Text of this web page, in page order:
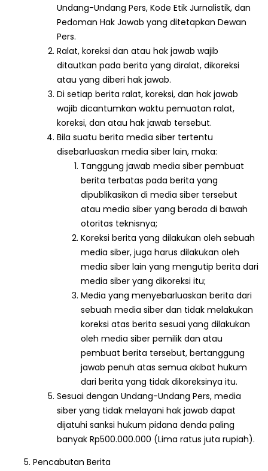
Undang-Undang Pers, Kode Etik Jurnalistik, dan
Pedoman Hak Jawab yang ditetapkan Dewan
Pers.
Ralat, koreksi dan atau hak jawab wajib
ditautkan pada berita yang diralat, dikoreksi
atau yang diberi hak jawab.
Di setiap berita ralat, koreksi, dan hak jawab
wajib dicantumkan waktu pemuatan ralat,
koreksi, dan atau hak jawab tersebut.
Bila suatu berita media siber tertentu
disebarluaskan media siber lain, maka:
Tanggung jawab media siber pembuat
berita terbatas pada berita yang
dipublikasikan di media siber tersebut
atau media siber yang berada di bawah
otoritas teknisnya;
Koreksi berita yang dilakukan oleh sebuah
media siber, juga harus dilakukan oleh
media siber lain yang mengutip berita dari
media siber yang dikoreksi itu;
Media yang menyebarluaskan berita dari
sebuah media siber dan tidak melakukan
koreksi atas berita sesuai yang dilakukan
oleh media siber pemilik dan atau
pembuat berita tersebut, bertanggung
jawab penuh atas semua akibat hukum
dari berita yang tidak dikoreksinya itu.
Sesuai dengan Undang-Undang Pers, media
siber yang tidak melayani hak jawab dapat
dijatuhi sanksi hukum pidana denda paling
banyak Rp500.000.000 (Lima ratus juta rupiah).
Pencabutan Berita